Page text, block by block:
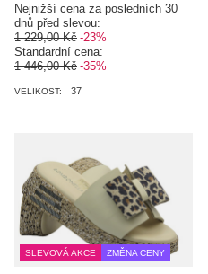
Nejnižší cena za posledních 30
dnů před slevou:
1 229,00 Kč -23%
Standardní cena:
1 446,00 Kč -35%
VELIKOST: 37
SLEVOVÁ AKCE ZMĚNA CENY